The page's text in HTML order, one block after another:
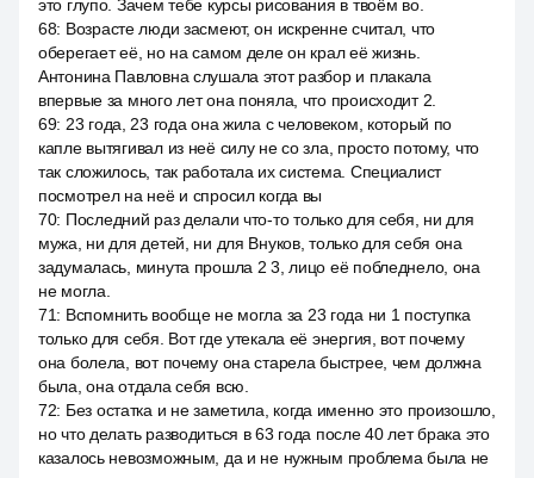
это глупо. Зачем тебе курсы рисования в твоём во.
68: Возрасте люди засмеют, он искренне считал, что
оберегает её, но на самом деле он крал её жизнь.
Антонина Павловна слушала этот разбор и плакала
впервые за много лет она поняла, что происходит 2.
69: 23 года, 23 года она жила с человеком, который по
капле вытягивал из неё силу не со зла, просто потому, что
так сложилось, так работала их система. Специалист
посмотрел на неё и спросил когда вы
70: Последний раз делали что-то только для себя, ни для
мужа, ни для детей, ни для Внуков, только для себя она
задумалась, минута прошла 2 3, лицо её побледнело, она
не могла.
71: Вспомнить вообще не могла за 23 года ни 1 поступка
только для себя. Вот где утекала её энергия, вот почему
она болела, вот почему она старела быстрее, чем должна
была, она отдала себя всю.
72: Без остатка и не заметила, когда именно это произошло,
но что делать разводиться в 63 года после 40 лет брака это
казалось невозможным, да и не нужным проблема была не